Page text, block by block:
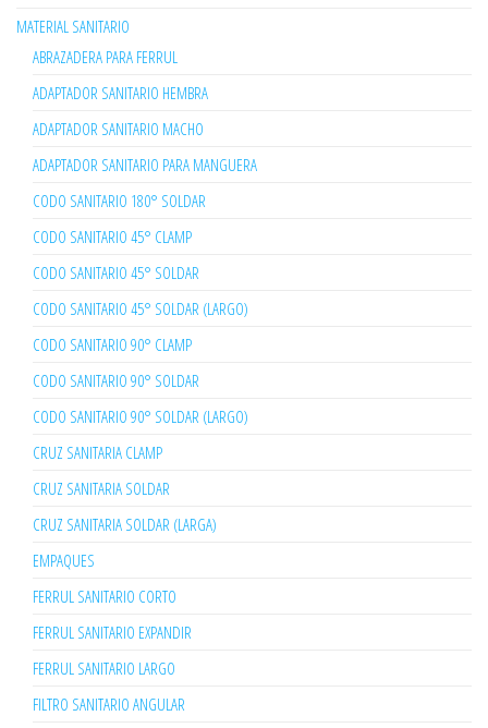
MATERIAL SANITARIO
ABRAZADERA PARA FERRUL
ADAPTADOR SANITARIO HEMBRA
ADAPTADOR SANITARIO MACHO
ADAPTADOR SANITARIO PARA MANGUERA
CODO SANITARIO 180° SOLDAR
CODO SANITARIO 45° CLAMP
CODO SANITARIO 45° SOLDAR
CODO SANITARIO 45° SOLDAR (LARGO)
CODO SANITARIO 90° CLAMP
CODO SANITARIO 90° SOLDAR
CODO SANITARIO 90° SOLDAR (LARGO)
CRUZ SANITARIA CLAMP
CRUZ SANITARIA SOLDAR
CRUZ SANITARIA SOLDAR (LARGA)
EMPAQUES
FERRUL SANITARIO CORTO
FERRUL SANITARIO EXPANDIR
FERRUL SANITARIO LARGO
FILTRO SANITARIO ANGULAR